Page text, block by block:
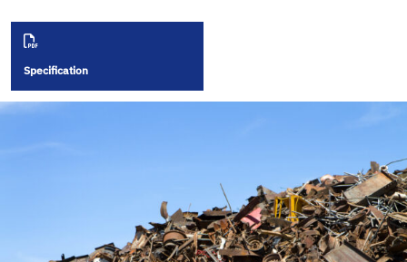
ร่วมงานกับเรา
ติดต่อเรา
English
เคลือบ
สาร
อินทรีย์
เหล็กรูป
พรรณ
Specification